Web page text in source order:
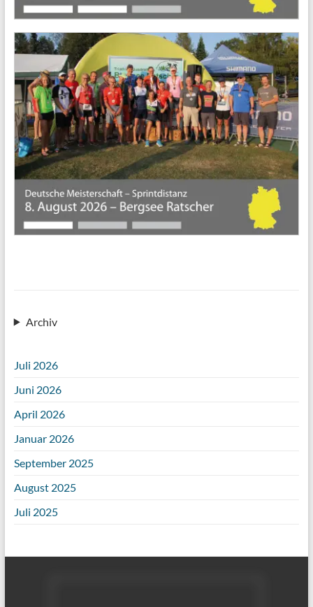
Archiv
Juli 2026
Juni 2026
April 2026
Januar 2026
September 2025
August 2025
Juli 2025